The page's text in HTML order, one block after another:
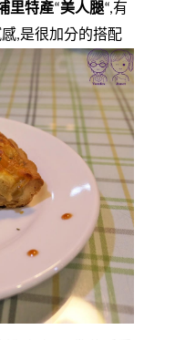
里特產“美人腿“,有
,是很加分的搭配